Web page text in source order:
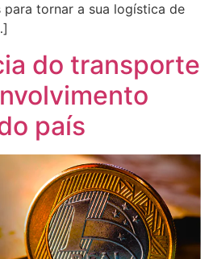
tornar a sua logística de
do transporte
país